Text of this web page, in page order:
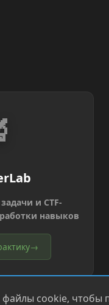
и CTF-
навыков
→
cookie, чтобы